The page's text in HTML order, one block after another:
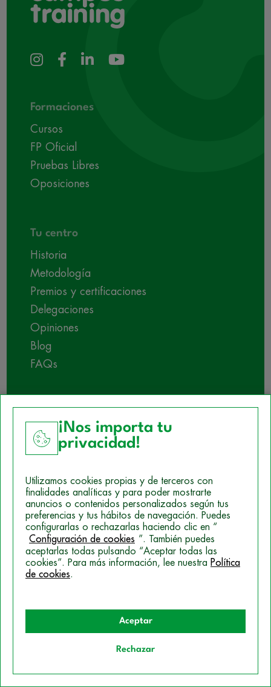
Formaciones
Cursos
FP Oficial
Pruebas Libres
Oposiciones
Tu centro
Historia
Metodología
Premios y certificaciones
Delegaciones
Opiniones
Blog
FAQs
Observatorio de Empleo
Empresas colaboradoras
Conecta con nosotros
Contacto
Llámanos
Escríbenos
¡Nos importa tu
privacidad!
Utilizamos cookies propias y de terceros con
finalidades analíticas y para poder mostrarte
anuncios o contenidos personalizados según tus
preferencias y tus hábitos de navegación. Puedes
configurarlas o rechazarlas haciendo clic en “
Configuración de cookies ”. También puedes
aceptarlas todas pulsando “Aceptar todas las
cookies”. Para más información, lee nuestra Política
de cookies.
Aceptar
Rechazar